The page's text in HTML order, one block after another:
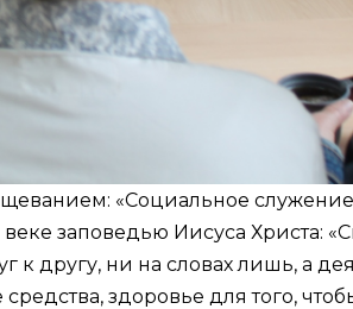
«Социальное
заповедью Иисуса Христа:
другу, ни на словах лишь, а
здоровье для того,